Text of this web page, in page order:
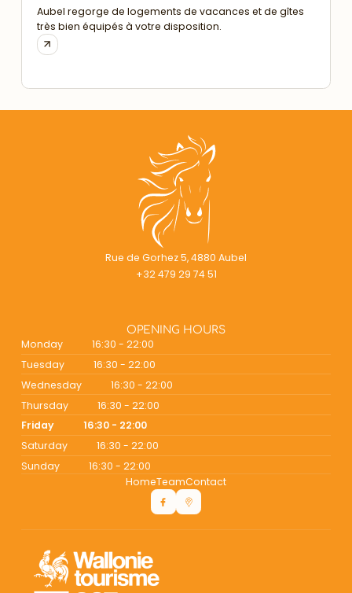
Aubel regorge de logements de vacances et de gîtes
très bien équipés à votre disposition.
Rue de Gorhez 5, 4880 Aubel
+32 479 29 74 51
OPENING HOURS
Monday
16:30 - 22:00
Tuesday
16:30 - 22:00
Wednesday
16:30 - 22:00
Thursday
16:30 - 22:00
Friday
16:30 - 22:00
Saturday
16:30 - 22:00
Sunday
16:30 - 22:00
HomeTeamContact